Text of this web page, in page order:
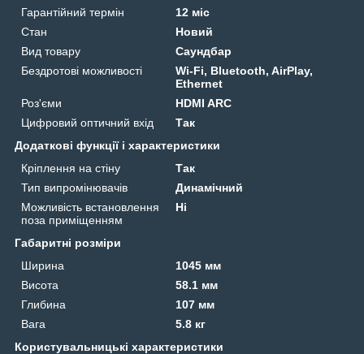
Гарантійний термін
12 міс
Стан
Новий
Вид товару
Саундбар
Бездротові можливості
Wi-Fi, Bluetooth, AirPlay,
Ethernet
Роз'єми
HDMI ARC
Цифровий оптичний вхід
Так
Додаткові функції і характеристики
Кріплення на стіну
Так
Тип випромінювачів
Динамічний
Можливість встановлення
поза приміщенням
Ні
Габаритні розміри
Ширина
1045 мм
Висота
58.1 мм
Глибина
107 мм
Вага
5.8 кг
Користувальницькі характеристики